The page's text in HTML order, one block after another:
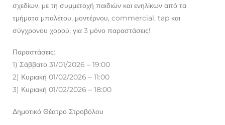
σχεδίων, με τη συμμετοχή παιδιών και ενηλίκων από τα
τμήματα μπαλέτου, μοντέρνου, commercial, tap και
σύγχρονου χορού, για 3 μόνο παραστάσεις!
Παραστάσεις:
1) Σάββατο 31/01/2026 – 19:00
2) Κυριακή 01/02/2026 – 11:00
3) Κυριακή 01/02/2026 – 18:00
Δημοτικό Θέατρο Στροβόλου